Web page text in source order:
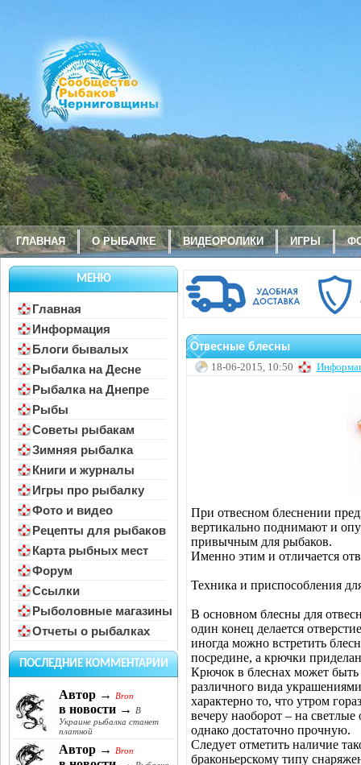
ГЛАВНАЯ О РЫБАЛКЕ ВИДЕОРОЛИКИ ИГРЫ
МЕНЮ
Главная
Информация
Блоги бывалых
Рыбалка на Десне
Рыбалка на Днепре
Рыбы
Советы рыбакам
Зимняя рыбалка
Книги и журналы
Игры про рыбалку
Фото и видео
Рецепты для рыбаков
Карта рыбных мест
Форум
Ссылки
Рыболовные магазины
Отчеты о рыбалках
ПОСЛЕДНИЕ КОММЕНТАРИИ
Автор → Bron
в новости →
В
Украине рыбалка станет
платной
Автор → Bron
Отвесные блесны
18-06-2015, 10:50
При отвесном блеснении
вертикально поднимают и
привычным для рыбаков.
Именно этим и отличается
Техника и приспособления
В основном блесны для
один конец делается
иногда можно встретить
посредине, а крючки
Крючок в блеснах может
различного вида
характерно то, что утром
вечеру наоборот – на
однако достаточно прочную.
Следует отметить наличие
браконьерскому типу